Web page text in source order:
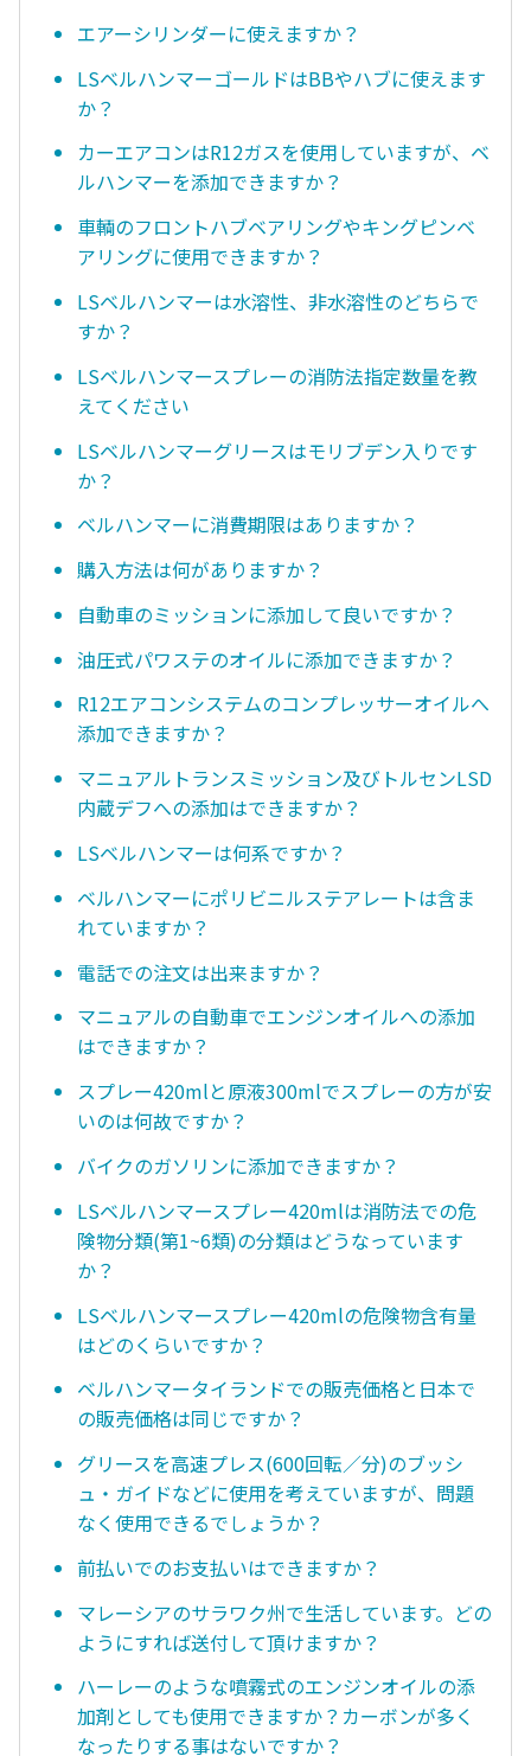
エアーシリンダーに使えますか？
LSベルハンマーゴールドはBBやハブに使えます
か？
カーエアコンはR12ガスを使用していますが、ベ
ルハンマーを添加できますか？
車輌のフロントハブベアリングやキングピンベ
アリングに使用できますか？
LSベルハンマーは水溶性、非水溶性のどちらで
すか？
LSベルハンマースプレーの消防法指定数量を教
えてください
LSベルハンマーグリースはモリブデン入りです
か？
ベルハンマーに消費期限はありますか？
購入方法は何がありますか？
自動車のミッションに添加して良いですか？
油圧式パワステのオイルに添加できますか？
R12エアコンシステムのコンプレッサーオイルへ
添加できますか？
マニュアルトランスミッション及びトルセンLSD
内蔵デフへの添加はできますか？
LSベルハンマーは何系ですか？
ベルハンマーにポリビニルステアレートは含ま
れていますか？
電話での注文は出来ますか？
マニュアルの自動車でエンジンオイルへの添加
はできますか？
スプレー420mlと原液300mlでスプレーの方が安
いのは何故ですか？
バイクのガソリンに添加できますか？
LSベルハンマースプレー420mlは消防法での危
険物分類(第1~6類)の分類はどうなっています
か？
LSベルハンマースプレー420mlの危険物含有量
はどのくらいですか？
ベルハンマータイランドでの販売価格と日本で
の販売価格は同じですか？
グリースを高速プレス(600回転／分)のブッシ
ュ・ガイドなどに使用を考えていますが、問題
なく使用できるでしょうか？
前払いでのお支払いはできますか？
マレーシアのサラワク州で生活しています。どの
ようにすれば送付して頂けますか？
ハーレーのような噴霧式のエンジンオイルの添
加剤としても使用できますか？カーボンが多く
なったりする事はないですか？